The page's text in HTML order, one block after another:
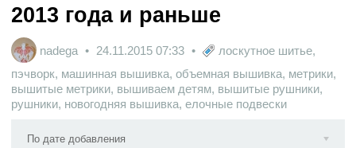
2013 года и раньше
nadega 24.11.2015 07:33 лоскутное шитье,
пэчворк, машинная вышивка, объемная вышивка, метрики,
вышитые метрики, вышиваем детям, вышитые рушники,
рушники, новогодняя вышивка, елочные подвески
По дате добавления